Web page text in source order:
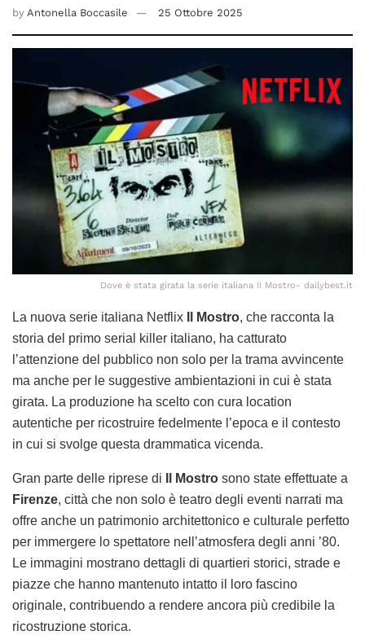
by Antonella Boccasile 25 Ottobre 2025
Dove è stata girata la serie italiana II Mostro- dailybest.it
La nuova serie italiana Netflix Il Mostro, che racconta la
storia del primo serial killer italiano, ha catturato
l’attenzione del pubblico non solo per la trama avvincente
ma anche per le suggestive ambientazioni in cui è stata
girata. La produzione ha scelto con cura location
autentiche per ricostruire fedelmente l’epoca e il contesto
in cui si svolge questa drammatica vicenda.
Gran parte delle riprese di Il Mostro sono state effettuate a
Firenze, città che non solo è teatro degli eventi narrati ma
offre anche un patrimonio architettonico e culturale perfetto
per immergere lo spettatore nell’atmosfera degli anni ’80.
Le immagini mostrano dettagli di quartieri storici, strade e
piazze che hanno mantenuto intatto il loro fascino
originale, contribuendo a rendere ancora più credibile la
ricostruzione storica.